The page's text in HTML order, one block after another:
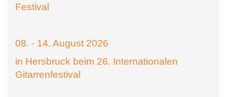
Festival
08. - 14. August 2026
in Hersbruck beim 26. Internationalen
Gitarrenfestival